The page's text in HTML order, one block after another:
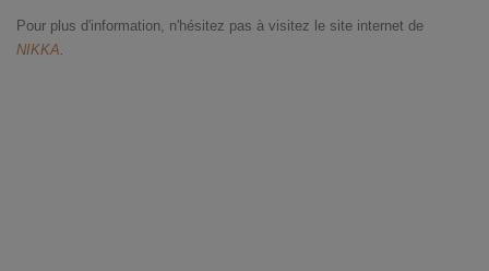
Pour plus d'information, n'hésitez pas à visitez le site internet de
NIKKA.